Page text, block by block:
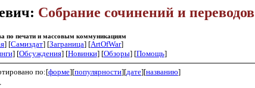
Собрание сочинений и переводов
по печати и массовым коммуникациям
] [Самиздат] [Заграница] [ArtOfWar]
] [Обсуждения] [Новинки] [Обзоры] [Помощь]
по:[форме][популярности][дате][названию]